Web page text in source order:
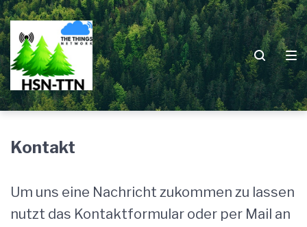
Zur
Hauptnavigation
springen
Zum
Inhalt
springen
Zum
Footer
springen
Kontakt
Um uns eine Nachricht zukommen zu lassen
nutzt das Kontaktformular oder per Mail an